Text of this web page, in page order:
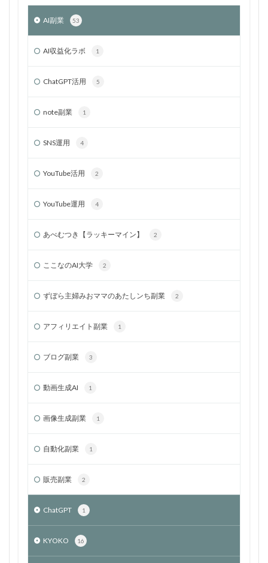
AI副業 53
AI収益化ラボ 1
ChatGPT活用 5
note副業 1
SNS運用 4
YouTube活用 2
YouTube運用 4
あべむつき【ラッキーマイン】 2
ここなのAI大学 2
ずぼら主婦みおママのあたしンち副業 2
アフィリエイト副業 1
ブログ副業 3
動画生成AI 1
画像生成副業 1
自動化副業 1
販売副業 2
ChatGPT 1
KYOKO 16